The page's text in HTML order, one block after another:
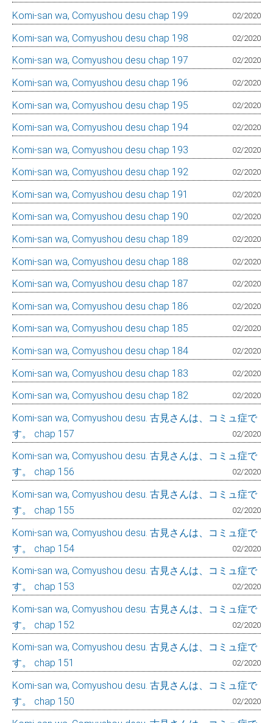
Komi-san wa, Comyushou desu chap 199 02/2020
Komi-san wa, Comyushou desu chap 198 02/2020
Komi-san wa, Comyushou desu chap 197 02/2020
Komi-san wa, Comyushou desu chap 196 02/2020
Komi-san wa, Comyushou desu chap 195 02/2020
Komi-san wa, Comyushou desu chap 194 02/2020
Komi-san wa, Comyushou desu chap 193 02/2020
Komi-san wa, Comyushou desu chap 192 02/2020
Komi-san wa, Comyushou desu chap 191 02/2020
Komi-san wa, Comyushou desu chap 190 02/2020
Komi-san wa, Comyushou desu chap 189 02/2020
Komi-san wa, Comyushou desu chap 188 02/2020
Komi-san wa, Comyushou desu chap 187 02/2020
Komi-san wa, Comyushou desu chap 186 02/2020
Komi-san wa, Comyushou desu chap 185 02/2020
Komi-san wa, Comyushou desu chap 184 02/2020
Komi-san wa, Comyushou desu chap 183 02/2020
Komi-san wa, Comyushou desu chap 182 02/2020
Komi-san wa, Comyushou desu. 古見さんは、コミュ症で
す。 chap 157
02/2020
Komi-san wa, Comyushou desu. 古見さんは、コミュ症で
す。 chap 156
02/2020
Komi-san wa, Comyushou desu. 古見さんは、コミュ症で
す。 chap 155
02/2020
Komi-san wa, Comyushou desu. 古見さんは、コミュ症で
す。 chap 154
02/2020
Komi-san wa, Comyushou desu. 古見さんは、コミュ症で
す。 chap 153
02/2020
Komi-san wa, Comyushou desu. 古見さんは、コミュ症で
す。 chap 152
02/2020
Komi-san wa, Comyushou desu. 古見さんは、コミュ症で
す。 chap 151
02/2020
Komi-san wa, Comyushou desu. 古見さんは、コミュ症で
す。 chap 150
02/2020